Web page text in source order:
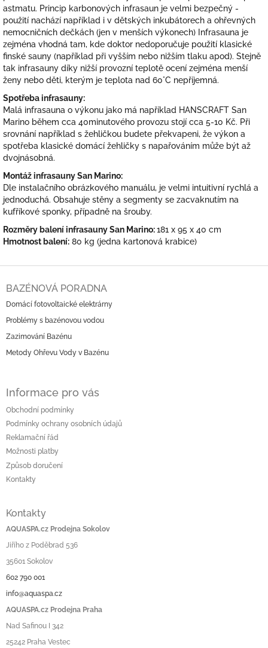
astmatu. Princip karbonových infrasaun je velmi bezpečný -
použití nachází například i v dětských inkubátorech a ohřevných
nemocničních dečkách (jen v menších výkonech) Infrasauna je
zejména vhodná tam, kde doktor nedoporučuje použití klasické
finské sauny (například při vyšším nebo nižším tlaku apod). Stejně
tak infrasauny díky nižší provozní teplotě ocení zejména menší
ženy nebo děti, kterým je teplota nad 60°C nepříjemná.
Spotřeba infrasauny:
Malá infrasauna o výkonu jako má například HANSCRAFT San
Marino během cca 40minutového provozu stojí cca 5-10 Kč. Při
srovnání například s žehličkou budete překvapeni, že výkon a
spotřeba klasické domácí žehličky s napařováním může být až
dvojnásobná.
Montáž infrasauny San Marino:
Dle instalačního obrázkového manuálu, je velmi intuitivní rychlá a
jednoduchá. Obsahuje stěny a segmenty se zacvaknutím na
kufříkové sponky, případně na šrouby.
Rozměry balení infrasauny San Marino:181 x 95 x 40 cm
Hmotnost balení: 80 kg (jedna kartonová krabice)
BAZÉNOVÁ PORADNA
Domácí fotovoltaické elektrárny
Problémy s bazénovou vodou
Zazimování Bazénu
Metody Ohřevu Vody v Bazénu
Informace pro vás
Obchodní podmínky
Podmínky ochrany osobních údajů
Reklamační řád
Možnosti platby
Způsob doručení
Kontakty
Kontakty
AQUASPA.cz Prodejna Sokolov
Jiřího z Poděbrad 536
35601 Sokolov
602 790 001
info@aquaspa.cz
AQUASPA.cz Prodejna Praha
Nad Safinou I 342
25242 Praha Vestec